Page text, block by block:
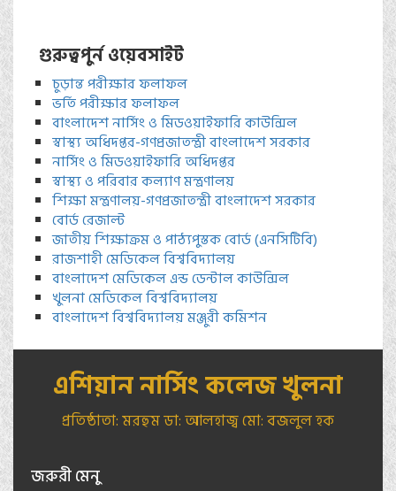
গুরুত্বপুর্ন ওয়েবসাইট
চুড়ান্ত পরীক্ষার ফলাফল
ভর্তি পরীক্ষার ফলাফল
বাংলাদেশ নার্সিং ও মিডওয়াইফারি কাউন্সিল
স্বাস্থ্য অধিদপ্তর-গণপ্রজাতন্ত্রী বাংলাদেশ সরকার
নার্সিং ও মিডওয়াইফারি অধিদপ্তর
স্বাস্থ্য ও পরিবার কল্যাণ মন্ত্রণালয়
শিক্ষা মন্ত্রণালয়-গণপ্রজাতন্ত্রী বাংলাদেশ সরকার
বোর্ড রেজাল্ট
জাতীয় শিক্ষাক্রম ও পাঠ্যপুস্তক বোর্ড (এনসিটিবি)
রাজশাহী মেডিকেল বিশ্ববিদ্যালয়
বাংলাদেশ মেডিকেল এন্ড ডেন্টাল কাউন্সিল
খুলনা মেডিকেল বিশ্ববিদ্যালয়
বাংলাদেশ বিশ্ববিদ্যালয় মঞ্জুরী কমিশন
এশিয়ান নার্সিং কলেজ খুলনা
প্রতিষ্ঠাতা: মরহুম ডা: আলহাজ্ব মো: বজলুল হক
জরুরী মেনু